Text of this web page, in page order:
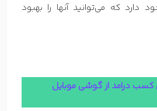
دارد که می‌توانید آنها را بهبود
کسب درامد از گوشی موبایل